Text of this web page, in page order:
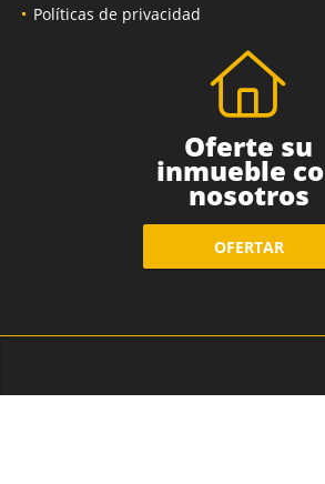
Contáctenos
Oferte su
inmueble con
nosotros
OFERTAR